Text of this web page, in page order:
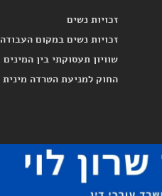
זכויות נשים
זכויות נשים במקום העבודה
שוויון תעסוקתי בין המינים
החוק למניעת הטרדה מינית